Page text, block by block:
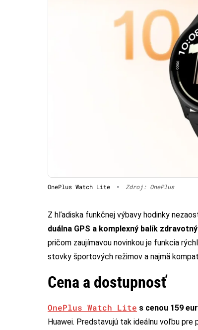
OnePlus Watch Lite • Zdroj: OnePlus
Z hľadiska funkčnej výbavy hodinky
duálna GPS a komplexný balík
pričom zaujímavou novinkou je funkcia
stovky športových režimov a najmä
Cena a dostupnosť
OnePlus Watch Lite s cenou 159 eur
Huawei. Predstavujú tak ideálnu voľbu